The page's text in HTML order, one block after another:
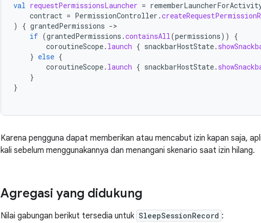
val requestPermissionsLauncher =
contract = PermissionController .
)
{ grantedPermissions -
if (grantedPermissions .containsAll(permissions))
{
coroutineScope. launch { snackbarHostState.
} else {
coroutineScope. launch { snackbarHostState.
}
}
Karena pengguna dapat memberikan atau mencabut izin kapan saja,
kali sebelum menggunakannya dan menangani skenario saat izin hilang.
Agregasi yang didukung
Nilai gabungan berikut tersedia untuk SleepSessionRecord :